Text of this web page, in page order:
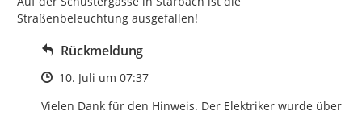
Straßenbeleuchtung ausgefallen!
Rückmeldung
Zeitpunkt des Erstellens
10. Juli um 07:37
Vielen Dank für den Hinweis. Der Elektriker wurde über